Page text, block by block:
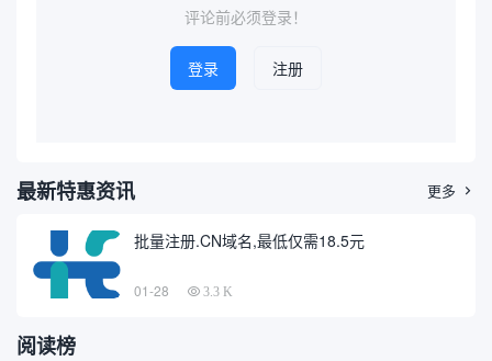
开...
评论前必须登录！
登录 注册
最新特惠资讯 更多 
批量注册.CN域名,最低仅需18.5元
01-28 3.3 K
阅读榜